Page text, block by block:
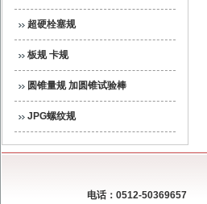
超硬栓塞规
板规 卡规
圆锥量规 加圆锥试验棒
JPG螺纹规
电话：0512-50369657